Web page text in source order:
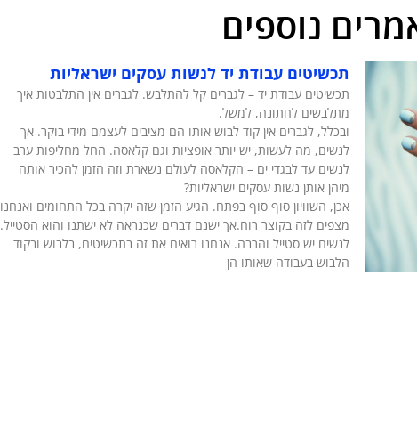
נוספים
תכשיטים עבודת יד לנשות עסקים ישראליות
תכשיטים עבודת יד – לגברים קל להתלבש. לגברים אין התלבטות איך
מתלבשים לחתונה, למשל.
ובכלל, לגברים אין קוד לבוש אותו הם מציבים לעצמם מידי בוקר. אך
לנשים, מה לעשות, יש יותר אופציות וגם קלאסה. החל מחליפות ערב
לנשים עד לבגדי ים – הקלאסה לעולם נשארת וזה הזמן להכיר אותה
מיהן אותן נשות עסקים ישראליות?
אכן, השוויון סוף סוף בפתח. הגיע הזמן שזה יקרה בכל התחומים ואנחנו
מצפים לזה בקוצר רוח.אך ישנם דברים שכנראה לא ישתנו והוא הסטייל.
לנשים יש סטייל והרבה. אנחנו רואים את זה בתכשיטים, בלבוש ובקוד
הלבוש בעבודה שאותו הן